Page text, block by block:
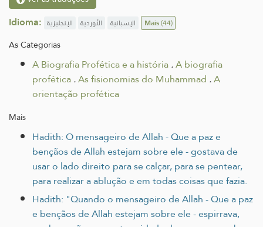
Idioma: الإنجليزية الأوردية الإسبانية Mais(44)
As Categorias
A Biografia Profética e a história.A biografia
profética.As fisionomias do Muhammad .A
orientação profética
Mais
Hadith: O mensageiro de Allah - Que a paz e
bençãos de Allah estejam sobre ele - gostava de
usar o lado direito para se calçar, para se pentear,
para realizar a ablução e em todas coisas que fazia.
Hadith: "Quando o mensageiro de Allah - Que a paz
e bençãos de Allah estejam sobre ele - espirrava,